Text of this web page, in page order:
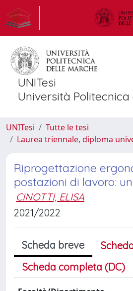
UNITesi
Università
UNITesi
Tutte le tesi
Laurea triennale, diploma
Riprogettazione
postazioni di lavoro:
CINOTTI, ELISA
2021/2022
Scheda breve
Scheda completa (DC)